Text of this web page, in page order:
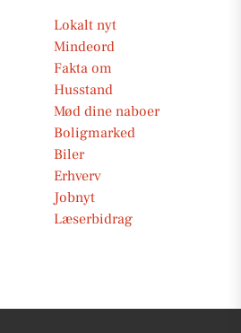
Lokalt nyt
Mindeord
Fakta om
Husstand
Mød dine naboer
Boligmarked
Biler
Erhverv
Jobnyt
Læserbidrag